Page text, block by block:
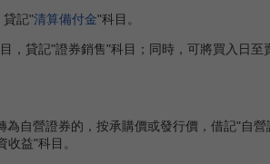
貸記"清算備付金"科目。
，貸記"證券銷售"科目；同時，可將買入日至
自營證券的，按承購價或發行價，借記"自
益"科目。